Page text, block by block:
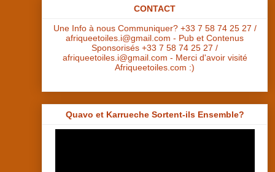
CONTACT
Une Info à nous Communiquer? +33 7 58 74 25 27 /
afriqueetoiles.i@gmail.com - Pub et Contenus
Sponsorisés +33 7 58 74 25 27 /
afriqueetoiles.i@gmail.com - Merci d'avoir visité
Afriqueetoiles.com :)
Quavo et Karrueche Sortent-ils Ensemble?